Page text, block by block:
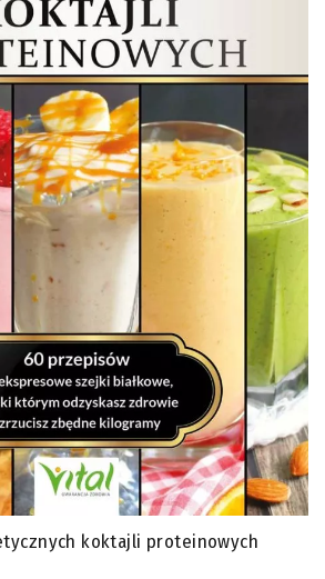
koktajli proteinowych